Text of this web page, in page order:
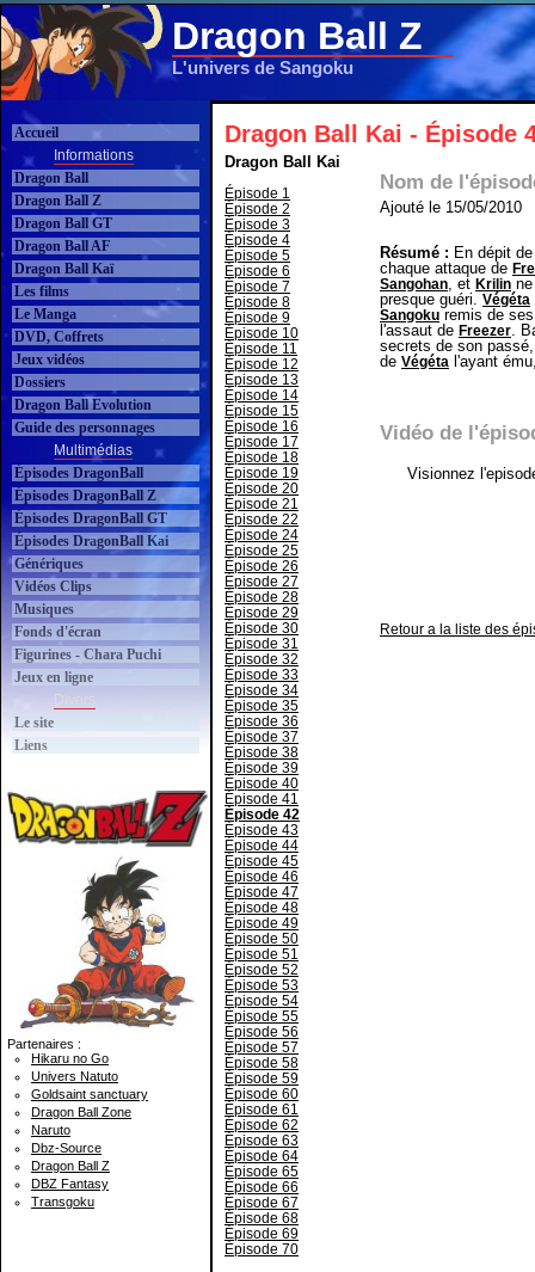
Dragon Ball Z
L'univers de Sangoku
Accueil
Informations
Dragon Ball
Dragon Ball Z
Dragon Ball GT
Dragon Ball AF
Dragon Ball Kaï
Les films
Le Manga
DVD, Coffrets
Jeux vidéos
Dossiers
Dragon Ball Evolution
Guide des personnages
Multimédias
Épisodes DragonBall
Épisodes DragonBall Z
Épisodes DragonBall GT
Épisodes DragonBall Kai
Génériques
Vidéos Clips
Musiques
Fonds d'écran
Figurines - Chara Puchi
Jeux en ligne
Le site
Liens
Partenaires :
Hikaru no Go
Univers Natuto
Goldsaint sanctuary
Dragon Ball Zone
Naruto
Dbz-Source
Dragon Ball Z
DBZ Fantasy
Transgoku
Dragon Ball Kai - Épisode
Dragon Ball Kai
Épisode 1
Épisode 2
Épisode 3
Épisode 4
Épisode 5
Épisode 6
Épisode 7
Épisode 8
Épisode 9
Épisode 10
Épisode 11
Épisode 12
Épisode 13
Épisode 14
Épisode 15
Épisode 16
Épisode 17
Épisode 18
Épisode 19
Épisode 20
Épisode 21
Épisode 22
Épisode 24
Épisode 25
Épisode 26
Épisode 27
Épisode 28
Épisode 29
Épisode 30
Épisode 31
Épisode 32
Épisode 33
Épisode 34
Épisode 35
Épisode 36
Épisode 37
Épisode 38
Épisode 39
Épisode 40
Épisode 41
Épisode 42
Épisode 43
Épisode 44
Épisode 45
Épisode 46
Épisode 47
Épisode 48
Épisode 49
Épisode 50
Épisode 51
Épisode 52
Épisode 53
Épisode 54
Épisode 55
Épisode 56
Épisode 57
Épisode 58
Épisode 59
Épisode 60
Épisode 61
Épisode 62
Épisode 63
Épisode 64
Épisode 65
Épisode 66
Épisode 67
Épisode 68
Épisode 69
Épisode 70
Nom de
Ajouté le 15/05/2010
Résumé : En dépit
chaque attaque de
Sangohan, et Krilin
presque guéri. Végéta
Sangoku remis de
l'assaut de Freezer.
secrets de son
de Végéta l'ayant
Vidéo de
Visionnez
Retour a la liste des